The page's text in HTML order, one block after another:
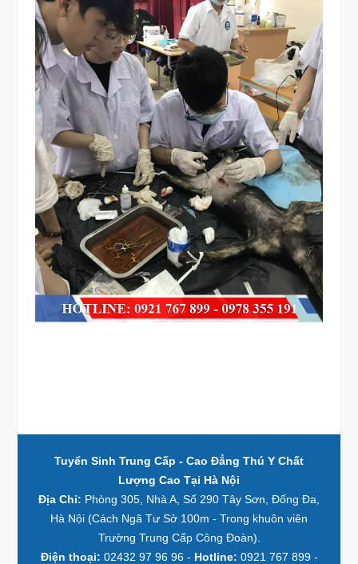
Tuyển Sinh Trung Cấp - Cao Đẳng Thú Y Chất
Lượng Cao Tại Hà Nội
Địa Chỉ: Phòng 305, Nhà A, Số 290 Tây Sơn, Đống Đa,
Hà Nội (Cách Ngã Tư Sở 100m - Trong khuôn viên
Trường Trung Cấp Công Đoàn).
Điện thoại: 02432 97 96 96 - Hotline: 0921 767 899 -